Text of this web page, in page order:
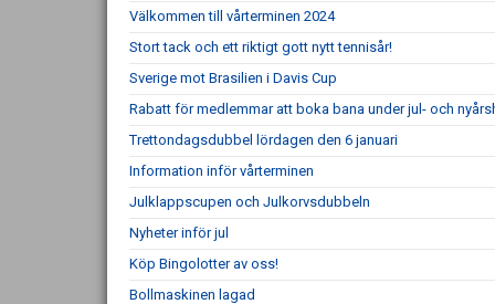
Välkommen till vårterminen 2024
Stort tack och ett riktigt gott nytt tennisår!
Sverige mot Brasilien i Davis Cup
Rabatt för medlemmar att boka bana under jul- och
Trettondagsdubbel lördagen den 6 januari
Information inför vårterminen
Julklappscupen och Julkorvsdubbeln
Nyheter inför jul
Köp Bingolotter av oss!
Bollmaskinen lagad